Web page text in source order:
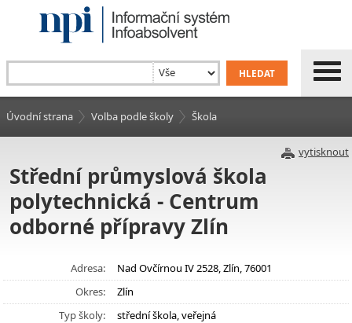
Úvodní strana Volba podle školy Škola
vytisknout
Střední průmyslová škola
polytechnická - Centrum
odborné přípravy Zlín
Adresa:
Nad Ovčírnou IV 2528, Zlín, 76001
Okres:
Zlín
Typ školy:
střední škola, veřejná